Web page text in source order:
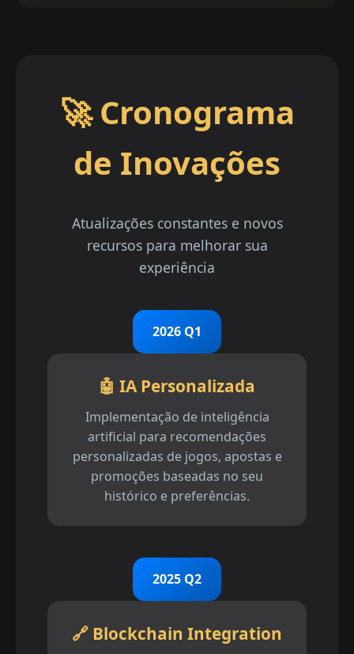
🚀 Cronograma
de Inovações
Atualizações constantes e novos
recursos para melhorar sua
experiência
2026 Q1
🤖 IA Personalizada
Implementação de inteligência
artificial para recomendações
personalizadas de jogos, apostas e
promoções baseadas no seu
histórico e preferências.
2025 Q2
🔗 Blockchain Integration